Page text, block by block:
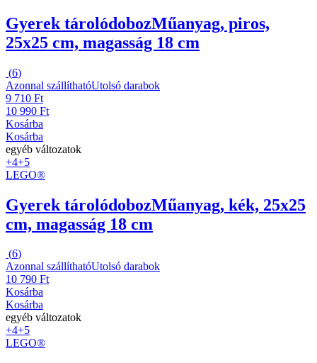
Gyerek tárolódobozMűanyag, piros,
25x25 cm, magasság 18 cm
(6)
Azonnal szállíthatóUtolsó darabok
9 710 Ft
10 990 Ft
Kosárba
Kosárba
egyéb változatok
+4+5
LEGO®
Gyerek tárolódobozMűanyag, kék, 25x25
cm, magasság 18 cm
(6)
Azonnal szállíthatóUtolsó darabok
10 790 Ft
Kosárba
Kosárba
egyéb változatok
+4+5
LEGO®